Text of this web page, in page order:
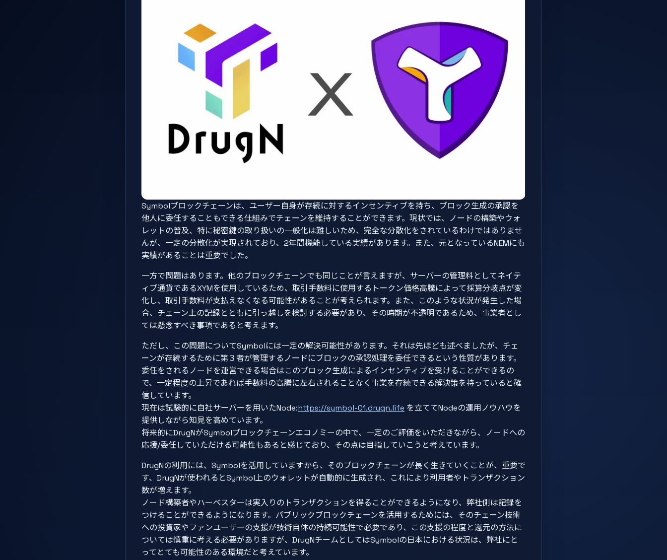
Symbolブロックチェーンは、ユーザー自身が存続に対するインセンティブを持ち、ブロック生成の承認を
他人に委任することもできる仕組みでチェーンを維持することができます。現状では、ノードの構築やウォ
レットの普及、特に秘密鍵の取り扱いの一般化は難しいため、完全な分散化をされているわけではありませ
んが、一定の分散化が実現されており、2年間機能している実績があります。また、元となっているNEMにも
実績があることは重要でした。
一方で問題はあります。他のブロックチェーンでも同じことが言えますが、サーバーの管理料としてネイテ
ィブ通貨であるXYMを使用しているため、取引手数料に使用するトークン価格高騰によって採算分岐点が変
化し、取引手数料が支払えなくなる可能性があることが考えられます。また、このような状況が発生した場
合、チェーン上の記録とともに引っ越しを検討する必要があり、その時期が不透明であるため、事業者とし
ては懸念すべき事項であると考えます。
ただし、この問題についてSymbolには一定の解決可能性があります。それは先ほども述べましたが、チェ
ーンが存続するために第３者が管理するノードにブロックの承認処理を委任できるという性質があります。
委任をされるノードを運営できる場合はこのブロック生成によるインセンティブを受けることができるの
で、一定程度の上昇であれば手数料の高騰に左右されることなく事業を存続できる解決策を持っていると確
信しています。
現在は試験的に自社サーバーを用いたNode:https://symbol-01.drugn.life を立ててNodeの運用ノウハウを
提供しながら知見を高めています。
将来的にDrugNがSymbolブロックチェーンエコノミーの中で、一定のご評価をいただきながら、ノードへの
応援/委任していただける可能性もあると感じており、その点は目指していこうと考えています。
DrugNの利用には、Symbolを活用していますから、そのブロックチェーンが長く生きていくことが、重要で
す、DrugNが使われるとSymbol上のウォレットが自動的に生成され、これにより利用者やトランザクション
数が増えます。
ノード構築者やハーベスターは実入りのトランザクションを得ることができるようになり、弊社側は記録を
つけることができるようになります。パブリックブロックチェーンを活用するためには、そのチェーン技術
への投資家やファンユーザーの支援が技術自体の持続可能性で必要であり、この支援の程度と還元の方法に
ついては慎重に考える必要がありますが、DrugNチームとしてはSymbolの日本における状況は、弊社にと
ってとても可能性のある環境だと考えています。